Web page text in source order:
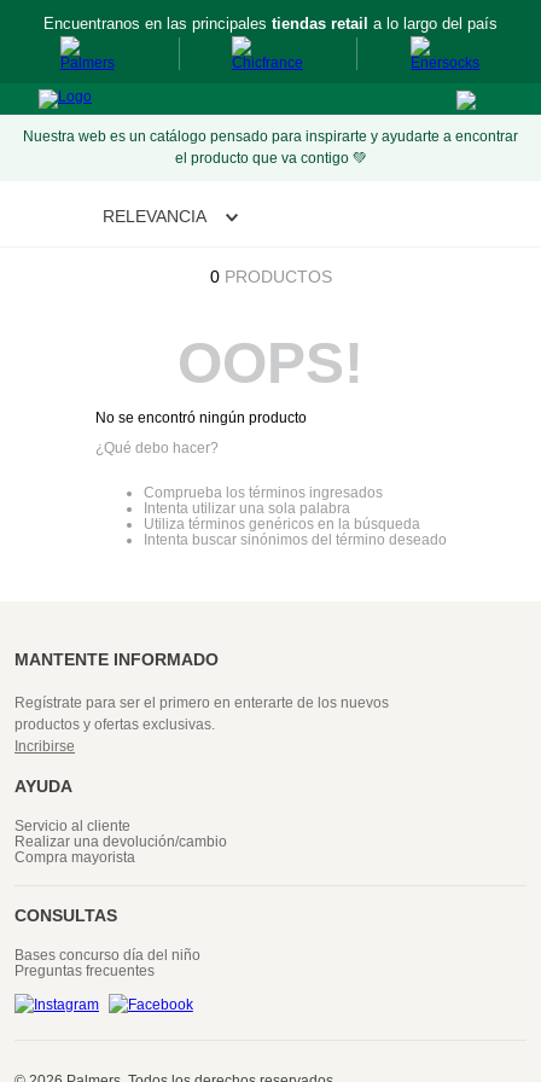
Encuentranos en las principales tiendas retail a lo largo del país
Nuestra web es un catálogo pensado para inspirarte y ayudarte a encontrar
el producto que va contigo 💚
RELEVANCIA
0 PRODUCTOS
OOPS!
No se encontró ningún producto
¿Qué debo hacer?
Comprueba los términos ingresados
Intenta utilizar una sola palabra
Utiliza términos genéricos en la búsqueda
Intenta buscar sinónimos del término deseado
MANTENTE INFORMADO
Regístrate para ser el primero en enterarte de los nuevos
productos y ofertas exclusivas.
Incribirse
AYUDA
Servicio al cliente
Realizar una devolución/cambio
Compra mayorista
CONSULTAS
Bases concurso día del niño
Preguntas frecuentes